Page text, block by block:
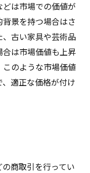
は市場での価値が
景を持つ場合はさ
古い家具や芸術品
は市場価値も上昇
のような市場価値
適正な価格が付け
商取引を行ってい